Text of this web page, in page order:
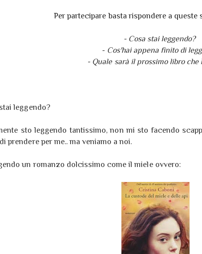
Per partecipare basta rispondere a queste
- Cosa stai leggendo?
- Cos'hai appena finito di
- Quale sarà il prossimo libro che
leggendo?
sto leggendo tantissimo, non mi sto facendo
prendere per me.. ma veniamo a noi.
un romanzo dolcissimo come il miele ovvero: